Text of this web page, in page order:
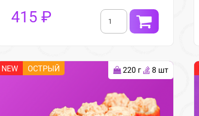
415 ₽
NEW ОСТРЫЙ 220 г 8 шт